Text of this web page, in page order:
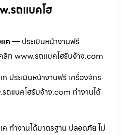
รถแบคโฮ
ค— ประเมินหน้างานฟรี
ลิก www.รถแบคโฮรับจ้าง.com
ประเมินหน้างานฟรี เครื่องจักร
ถแบคโฮรับจ้าง.com ทำงานได้
ทำงานได้มาตรฐาน ปลอดภัย ไม่